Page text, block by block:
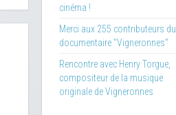
cinéma !
Merci aux 255 contributeurs du
documentaire "Vigneronnes"
Rencontre avec Henry Torgue,
compositeur de la musique
originale de Vigneronnes